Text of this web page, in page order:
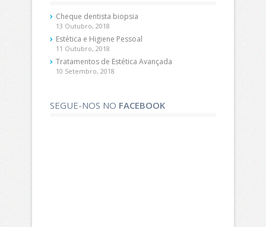
Cheque dentista biopsia
13 Outubro, 2018
Estética e Higiene Pessoal
11 Outubro, 2018
Tratamentos de Estética Avançada
10 Setembro, 2018
SEGUE-NOS NO FACEBOOK